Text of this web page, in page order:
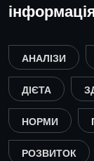
АНАЛІЗИ
ДІЄТА
НОРМИ
РОЗВИТОК